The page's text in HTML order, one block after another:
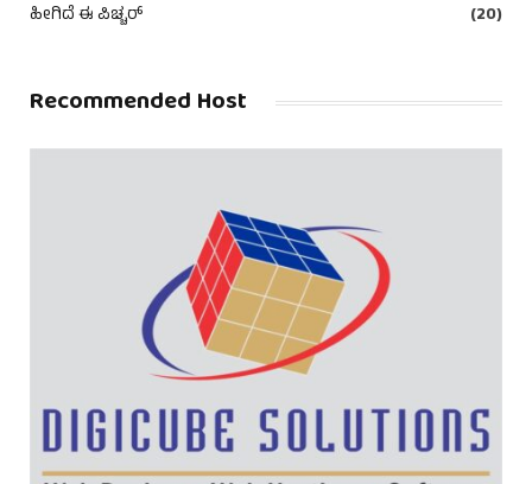
ಹೀಗಿದೆ ಈ ಪಿಚ್ಚರ್
(20)
Recommended Host